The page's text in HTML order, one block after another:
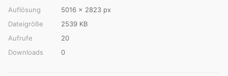
Auflösung
5016 × 2823 px
Dateigröße
2539 KB
Aufrufe
20
Downloads
0